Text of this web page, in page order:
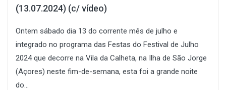
(13.07.2024) (c/ vídeo)
Ontem sábado dia 13 do corrente mês de julho e
integrado no programa das Festas do Festival de Julho
2024 que decorre na Vila da Calheta, na Ilha de São Jorge
(Açores) neste fim-de-semana, esta foi a grande noite
do...